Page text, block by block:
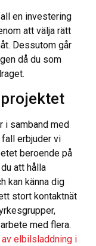
en investering
att välja rätt
Dessutom går
då du som
i samband med
erbjuder vi
beroende på
att hålla
kan känna dig
stort kontaktnät
med flera.
elbilsladdning i